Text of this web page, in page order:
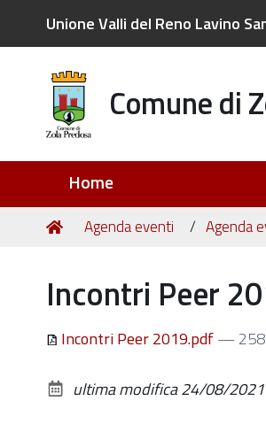
Unione Valli del Reno Lavino
Comune di
Home
Tu
Home
Agenda eventi Agenda
Incontri Peer
Incontri Peer 2019.pdf— 258
ultima modifica24/08/2021